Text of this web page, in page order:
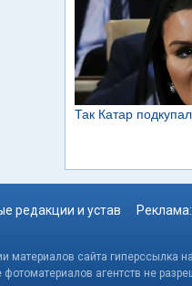
редакции и устав Реклама:
сайта гиперссылка
агентств не